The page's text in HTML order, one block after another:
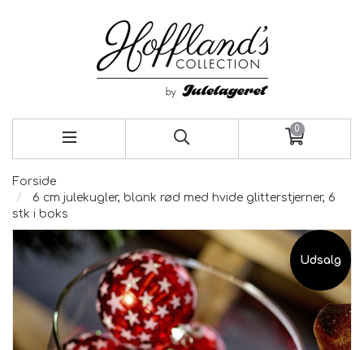
0
Forside
6 cm julekugler, blank rød med hvide glitterstjerner, 6
stk i boks
Udsalg